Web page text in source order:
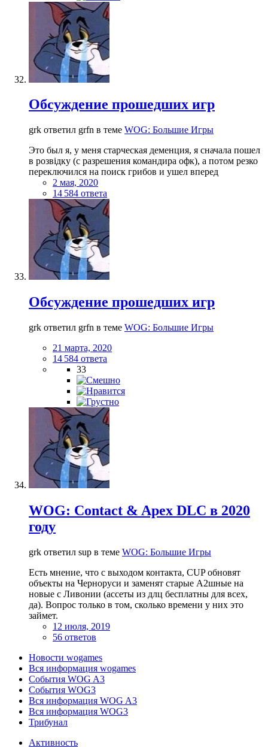
Обсуждение прошедших игр
grk ответил grfn в теме WOG: Большие Игры
Это был я, у меня старческая деменция, я сначала пошел
в розвiдку (с разрешения командира офк), а потом резко
переключился на поиск грибов и ушел вперед
2 мая, 2020
14 584 ответа
Обсуждение прошедших игр
grk ответил grfn в теме WOG: Большие Игры
21 марта, 2020
14 584 ответа
33
WOG: Contact & Apex DLC в 2020
году
grk ответил sup в теме WOG: Большие Игры
Есть мнение, что с выходом контакта, CUP обновят
объекты на Черноруси и заменят старые А2шные на
новые с Ливонии (ассеты из длц бесплатны для всех,
да). Вопрос только в том, сколько времени у них это
займет.
12 июля, 2019
56 ответов
Новости wogames
Вся информация wogames
События WOG A3
События WOG3
Вся информация WOG A3
Вся информация WOG3
Трибунал
Активность